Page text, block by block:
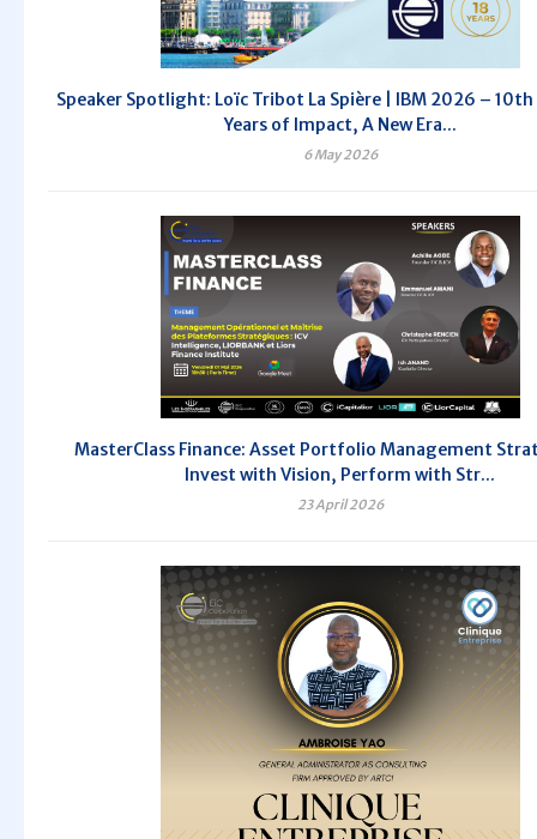
Speaker Spotlight: Loïc Tribot La Spière | IBM 2026 – 10th
Years of Impact, A New Era...
6 May 2026
MasterClass Finance: Asset Portfolio Management
Invest with Vision, Perform with Str...
23 April 2026